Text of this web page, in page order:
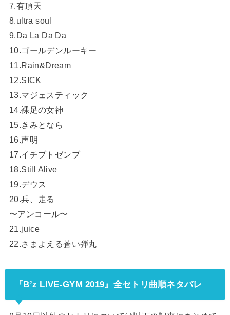
7.有頂天
8.ultra soul
9.Da La Da Da
10.ゴールデンルーキー
11.Rain&Dream
12.SICK
13.マジェスティック
14.裸足の女神
15.きみとなら
16.声明
17.イチブトゼンブ
18.Still Alive
19.デウス
20.兵、走る
〜アンコール〜
21.juice
22.さまよえる蒼い弾丸
『B’z LIVE-GYM 2019』全セトリ曲順ネタバレ